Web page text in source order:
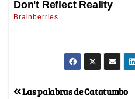
Las palabras de Catatumbo